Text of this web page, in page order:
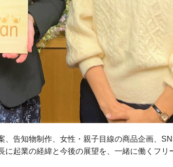
告知物制作、女性・親子目線の商品企画、
起業の経緯と今後の展望を、一緒に働くフリ